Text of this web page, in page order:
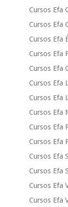
Cursos Efa
Cursos Efa
Cursos Efa
Cursos Efa
Cursos Efa
Cursos Efa
Cursos Efa
Cursos Efa
Cursos Efa
Cursos Efa
Cursos Efa
Cursos Efa
Cursos Efa
Cursos Efa